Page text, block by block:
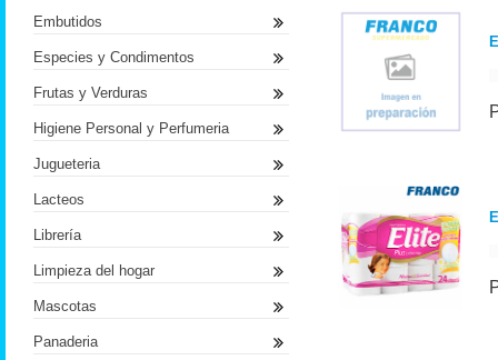
Embutidos
Especies y Condimentos
Frutas y Verduras
Higiene Personal y Perfumeria
Jugueteria
Lacteos
Librería
Limpieza del hogar
Mascotas
Panaderia